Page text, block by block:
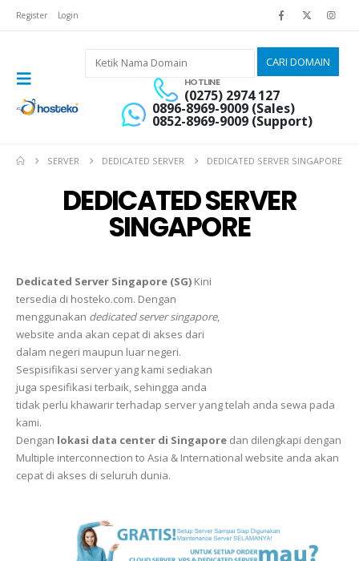
Register Login
HOTLINE
(0275) 2974 127
0896-8969-9009 (Sales)
0852-8969-9009 (Support)
SERVER DEDICATED SERVER DEDICATED SERVER SINGAPORE
DEDICATED SERVER
SINGAPORE
Dedicated Server Singapore (SG) Kini
tersedia di hosteko.com. Dengan
menggunakan dedicated server singapore,
website anda akan cepat di akses dari
dalam negeri maupun luar negeri.
Sespisifikasi server yang kami sediakan
juga spesifikasi terbaik, sehingga anda
tidak perlu khawarir terhadap server yang telah anda sewa pada
kami.
Dengan lokasi data center di Singapore dan dilengkapi dengan
Multiple interconnection to Asia & International website anda akan
cepat di akses di seluruh dunia.